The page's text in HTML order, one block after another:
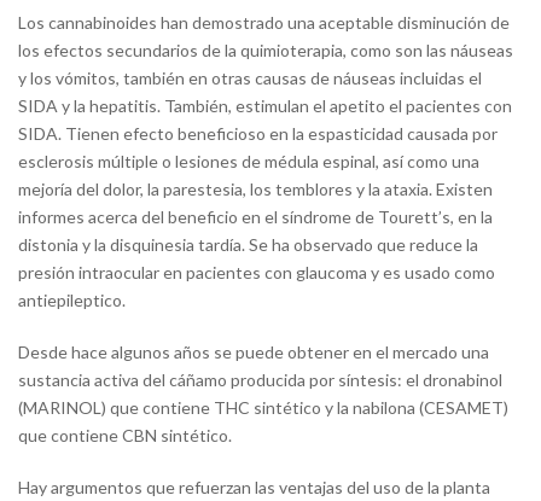
Los cannabinoides han demostrado una aceptable disminución de
los efectos secundarios de la quimioterapia, como son las náuseas
y los vómitos, también en otras causas de náuseas incluidas el
SIDA y la hepatitis. También, estimulan el apetito el pacientes con
SIDA. Tienen efecto beneficioso en la espasticidad causada por
esclerosis múltiple o lesiones de médula espinal, así como una
mejoría del dolor, la parestesia, los temblores y la ataxia. Existen
informes acerca del beneficio en el síndrome de Tourett’s, en la
distonia y la disquinesia tardía. Se ha observado que reduce la
presión intraocular en pacientes con glaucoma y es usado como
antiepileptico.
Desde hace algunos años se puede obtener en el mercado una
sustancia activa del cáñamo producida por síntesis: el dronabinol
(MARINOL) que contiene THC sintético y la nabilona (CESAMET)
que contiene CBN sintético.
Hay argumentos que refuerzan las ventajas del uso de la planta